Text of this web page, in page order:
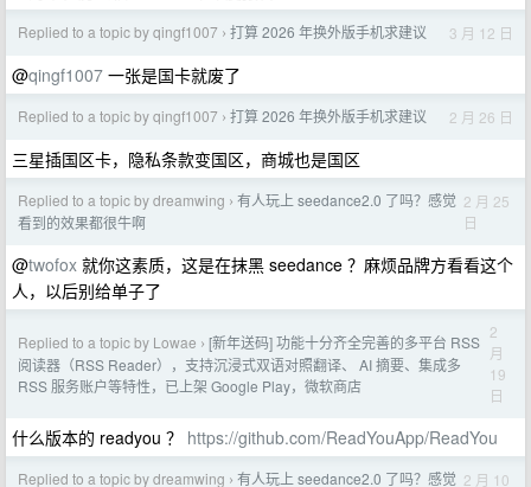
Replied to a topic by qingf1007 › 打算 2026 年换外版手机求建议 3 月 12 日
@qingf1007 一张是国卡就废了
Replied to a topic by qingf1007 › 打算 2026 年换外版手机求建议 2 月 26 日
三星插国区卡，隐私条款变国区，商城也是国区
Replied to a topic by dreamwing › 有人玩上 seedance2.0 了吗？感觉
看到的效果都很牛啊
2 月 25
日
@twofox 就你这素质，这是在抹黑 seedance ？麻烦品牌方看看这个
人，以后别给单子了
Replied to a topic by Lowae › [新年送码] 功能十分齐全完善的多平台 RSS
阅读器（RSS Reader），支持沉浸式双语对照翻译、 AI 摘要、集成多
RSS 服务账户等特性，已上架 Google Play，微软商店
2
月
19
日
什么版本的 readyou ？ https://github.com/ReadYouApp/ReadYou
Replied to a topic by dreamwing › 有人玩上 seedance2.0 了吗？感觉 2 月 10